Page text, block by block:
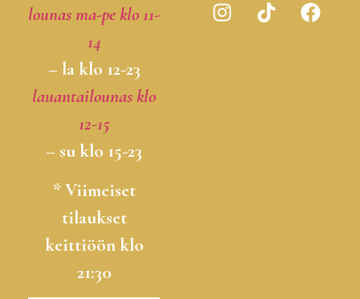
lounas ma-pe klo 11-
14
– la klo 12-23
lauantailounas klo
12-15
– su klo 15-23
* Viimeiset
tilaukset
keittiöön klo
21:30